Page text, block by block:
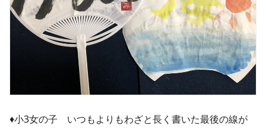
♦︎小3女の子 いつもよりもわざと長く書いた最後の線が